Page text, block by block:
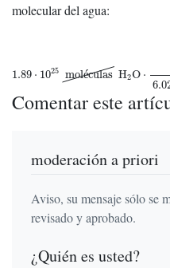
molecular del agua:
1.89 ⋅ 1025 moléculas H2O ⋅
Comentar este
moderación a priori
Aviso, su mensaje sólo se
revisado y aprobado.
¿Quién es usted?